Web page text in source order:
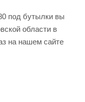
под бутылки вы
области в
на нашем сайте